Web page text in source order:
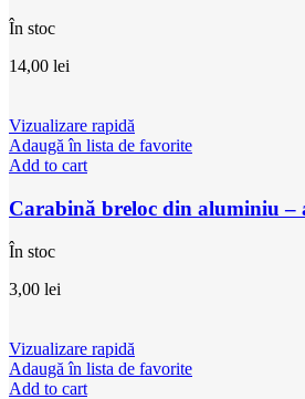
În stoc
14,00 lei
Vizualizare rapidă
Adaugă în lista de favorite
Add to cart
Carabină breloc din aluminiu –
În stoc
3,00 lei
Vizualizare rapidă
Adaugă în lista de favorite
Add to cart